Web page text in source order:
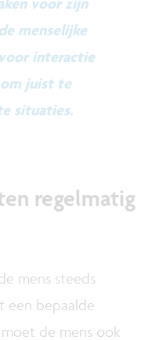
menselijke
interactie
juist te
situaties.
regelmatig
mens steeds
een bepaalde
de mens ook